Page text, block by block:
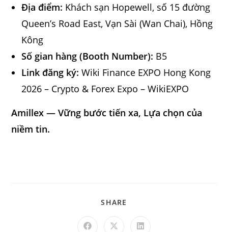
Địa điểm: Khách sạn Hopewell, số 15 đường
Queen’s Road East, Vạn Sài (Wan Chai), Hồng
Kông
Số gian hàng (Booth Number): B5
Link đăng ký: Wiki Finance EXPO Hong Kong
2026 – Crypto & Forex Expo – WikiEXPO
Amillex — Vững bước tiến xa, Lựa chọn của
niềm tin.
SHARE